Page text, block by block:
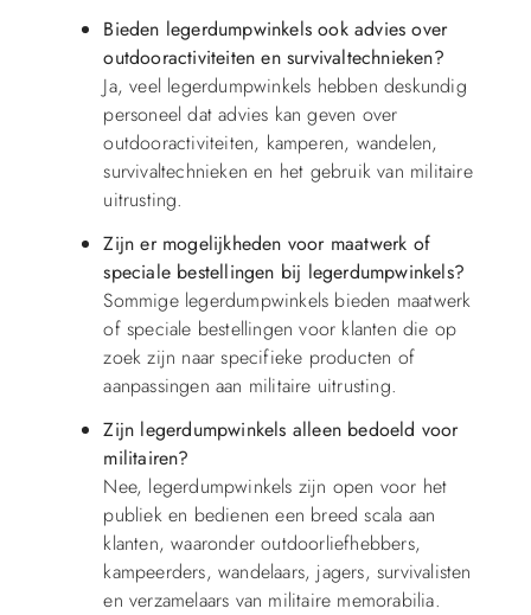
Bieden legerdumpwinkels ook advies over
outdooractiviteiten en survivaltechnieken?
Ja, veel legerdumpwinkels hebben deskundig
personeel dat advies kan geven over
outdooractiviteiten, kamperen, wandelen,
survivaltechnieken en het gebruik van militaire
uitrusting.
Zijn er mogelijkheden voor maatwerk of
speciale bestellingen bij legerdumpwinkels?
Sommige legerdumpwinkels bieden maatwerk
of speciale bestellingen voor klanten die op
zoek zijn naar specifieke producten of
aanpassingen aan militaire uitrusting.
Zijn legerdumpwinkels alleen bedoeld voor
militairen?
Nee, legerdumpwinkels zijn open voor het
publiek en bedienen een breed scala aan
klanten, waaronder outdoorliefhebbers,
kampeerders, wandelaars, jagers, survivalisten
en verzamelaars van militaire memorabilia.